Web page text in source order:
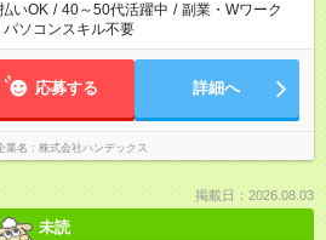
いOK / 40～50代活躍中 / 副業・Wワーク
パソコンスキル不要
応募する 詳細へ
業名 株式会社ハンデックス
掲載日：2026.08.03
未読